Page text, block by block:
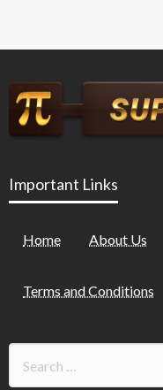
Important Links
Home About Us
Terms and Conditions